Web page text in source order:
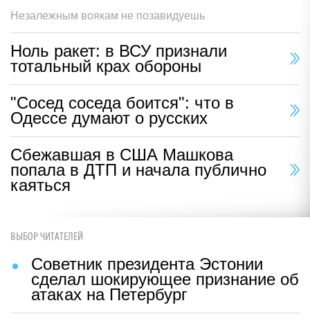
Незалежным воякам не позавидуешь
Ноль ракет: в ВСУ признали
тотальный крах обороны
"Сосед соседа боится": что в
Одессе думают о русских
Сбежавшая в США Машкова
попала в ДТП и начала публично
каяться
ВЫБОР ЧИТАТЕЛЕЙ
Советник президента Эстонии
сделал шокирующее признание об
атаках на Петербург